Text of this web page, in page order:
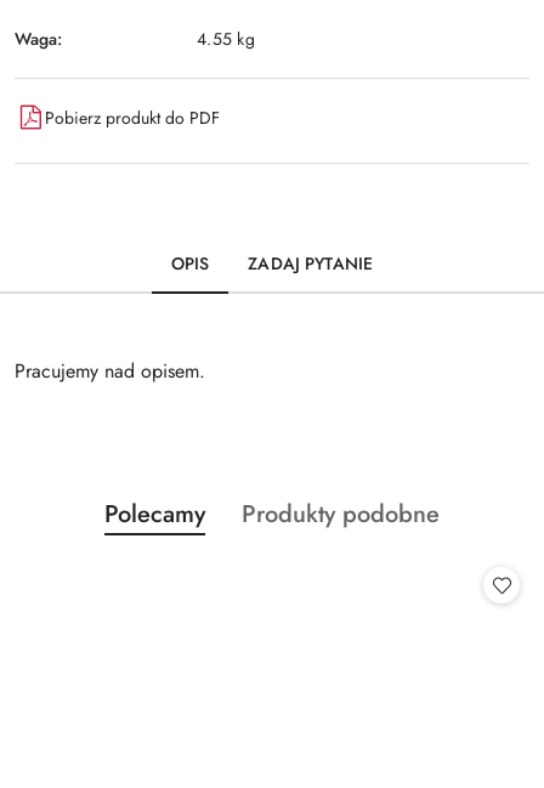
Waga: 4.55 kg
Pobierz produkt do PDF
OPIS ZADAJ PYTANIE
Pracujemy nad opisem.
Pomiń karuzelę produktów
Produkty
o
Polecamy
Produkty
Produkty podobne